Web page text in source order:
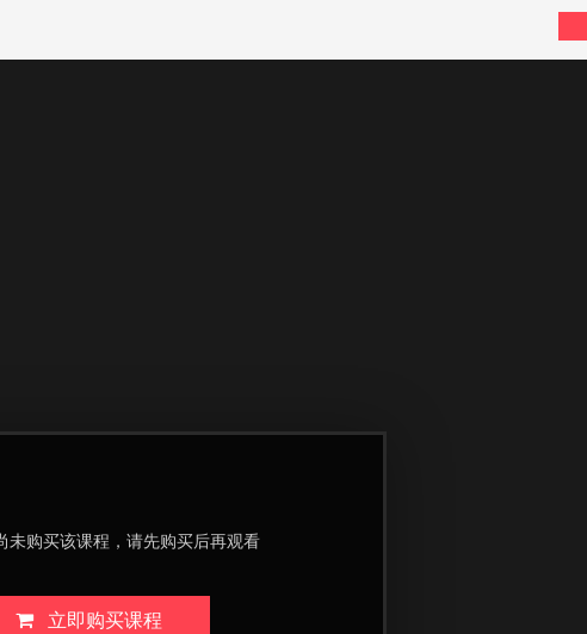
未购买该课程，请先购买后再观看
立即购买课程